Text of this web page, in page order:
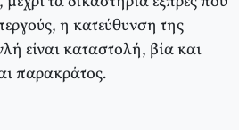
η κατεύθυνση της
είναι καταστολή, βία και
παρακράτος.